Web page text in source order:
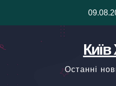
Київ
Останні